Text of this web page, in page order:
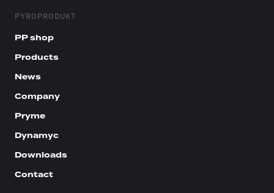
PYROPRODUKT
PP shop
Products
News
Company
Pryme
Dynamyc
Downloads
Contact